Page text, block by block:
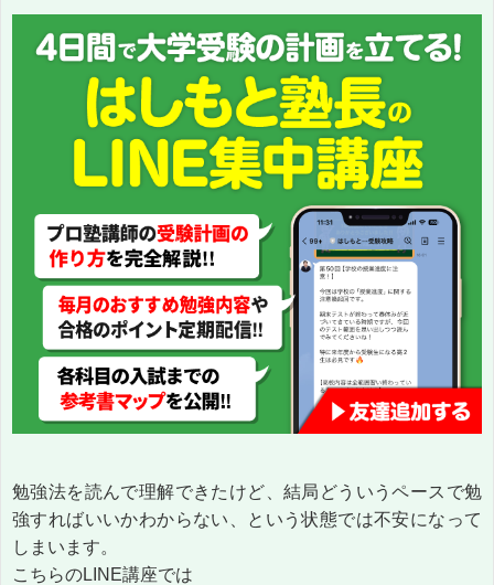
勉強法を読んで理解できたけど、結局どういうペースで勉
強すればいいかわからない、という状態では不安になって
しまいます。
こちらのLINE講座では